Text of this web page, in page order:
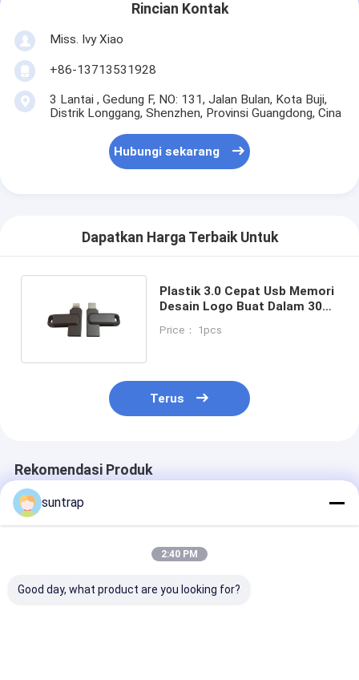
Rincian Kontak
Miss. Ivy Xiao
+86-13713531928
3 Lantai , Gedung F, NO: 131, Jalan Bulan, Kota Buji,
Distrik Longgang, Shenzhen, Provinsi Guangdong, Cina
Hubungi sekarang
Dapatkan Harga Terbaik Untuk
Plastik 3.0 Cepat Usb Memori
Desain Logo Buat Dalam 30
Price： 1pcs
Terus
Rekomendasi Produk
suntrap
2:40 PM
Good day, what product are you looking for?